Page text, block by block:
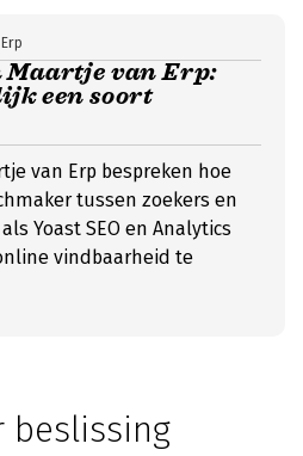
Maartje van Erp:
een soort
van Erp bespreken hoe
tussen zoekers en
Yoast SEO en Analytics
vindbaarheid te
beslissing